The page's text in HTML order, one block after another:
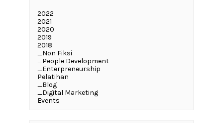
2022
2021
2020
2019
2018
_Non Fiksi
_People Development
_Enterpreneurship
Pelatihan
_Blog
_Digital Marketing
Events